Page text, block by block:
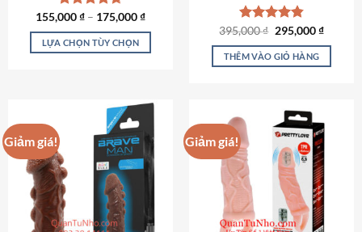
sản
phẩm
Được xếp
hạng4.69
5 sao
155,000₫ – 175,000₫
LỰA CHỌN TÙY CHỌN
nhiều
biến
thể.
Các
tùy
chọn
Được xếp
hạng4.82
5 sao
395,000₫ Giá
là:
395,000 ₫.
295,000₫Giá
tại
THÊM VÀO GIỎ HÀNG
Giảm giá! Giảm giá!